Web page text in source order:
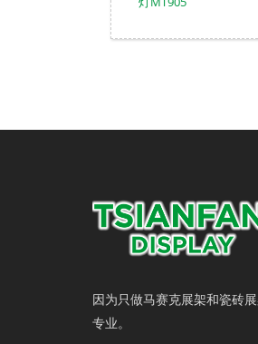
因为只做马赛克展架和瓷砖
专业。